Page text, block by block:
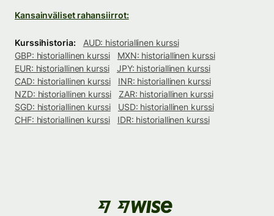
Kansainväliset rahansiirrot:
Kurssihistoria:
AUD: historiallinen kurssi
GBP: historiallinen kurssi
MXN: historiallinen kurssi
EUR: historiallinen kurssi
JPY: historiallinen kurssi
CAD: historiallinen kurssi
INR: historiallinen kurssi
NZD: historiallinen kurssi
ZAR: historiallinen kurssi
SGD: historiallinen kurssi
USD: historiallinen kurssi
CHF: historiallinen kurssi
IDR: historiallinen kurssi